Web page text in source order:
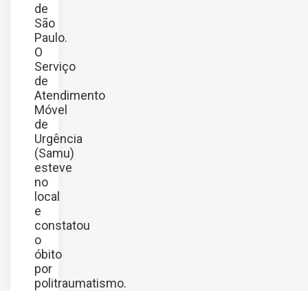
de
São
Paulo.
O
Serviço
de
Atendimento
Móvel
de
Urgência
(Samu)
esteve
no
local
e
constatou
o
óbito
por
politraumatismo.